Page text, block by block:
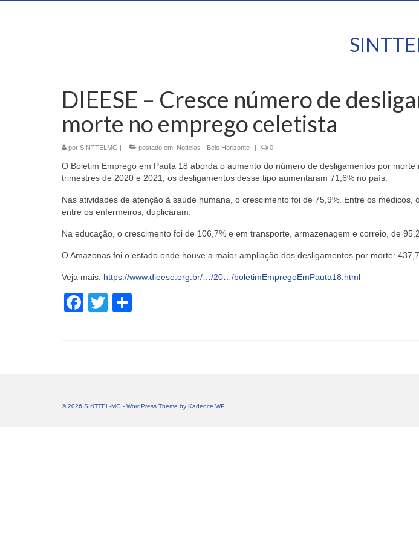
DIEESE – Cresce número de
morte no emprego celetista
por SINTTELMG | postado em: Notícias - Belo Horizonte | 0
O Boletim Emprego em Pauta 18 aborda o aumento do número de desligamentos por
trimestres de 2020 e 2021, os desligamentos desse tipo aumentaram 71,6% no país.
Nas atividades de atenção à saúde humana, o crescimento foi de 75,9%. Entre os médicos,
entre os enfermeiros, duplicaram.
Na educação, o crescimento foi de 106,7% e em transporte, armazenagem e correio, de
O Amazonas foi o estado onde houve a maior ampliação dos desligamentos por morte:
Veja mais: https://www.dieese.org.br/…/20…/boletimEmpregoEmPauta18.html
Facebook
Twitter
© 2026 SINTTEL-MG - WordPress Theme by Kadence WP